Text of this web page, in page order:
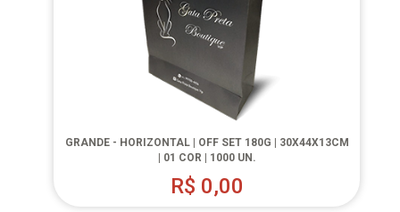
GRANDE - HORIZONTAL | OFF SET 180G | 30X44X13CM
| 01 COR | 1000 UN.
R$ 0,00